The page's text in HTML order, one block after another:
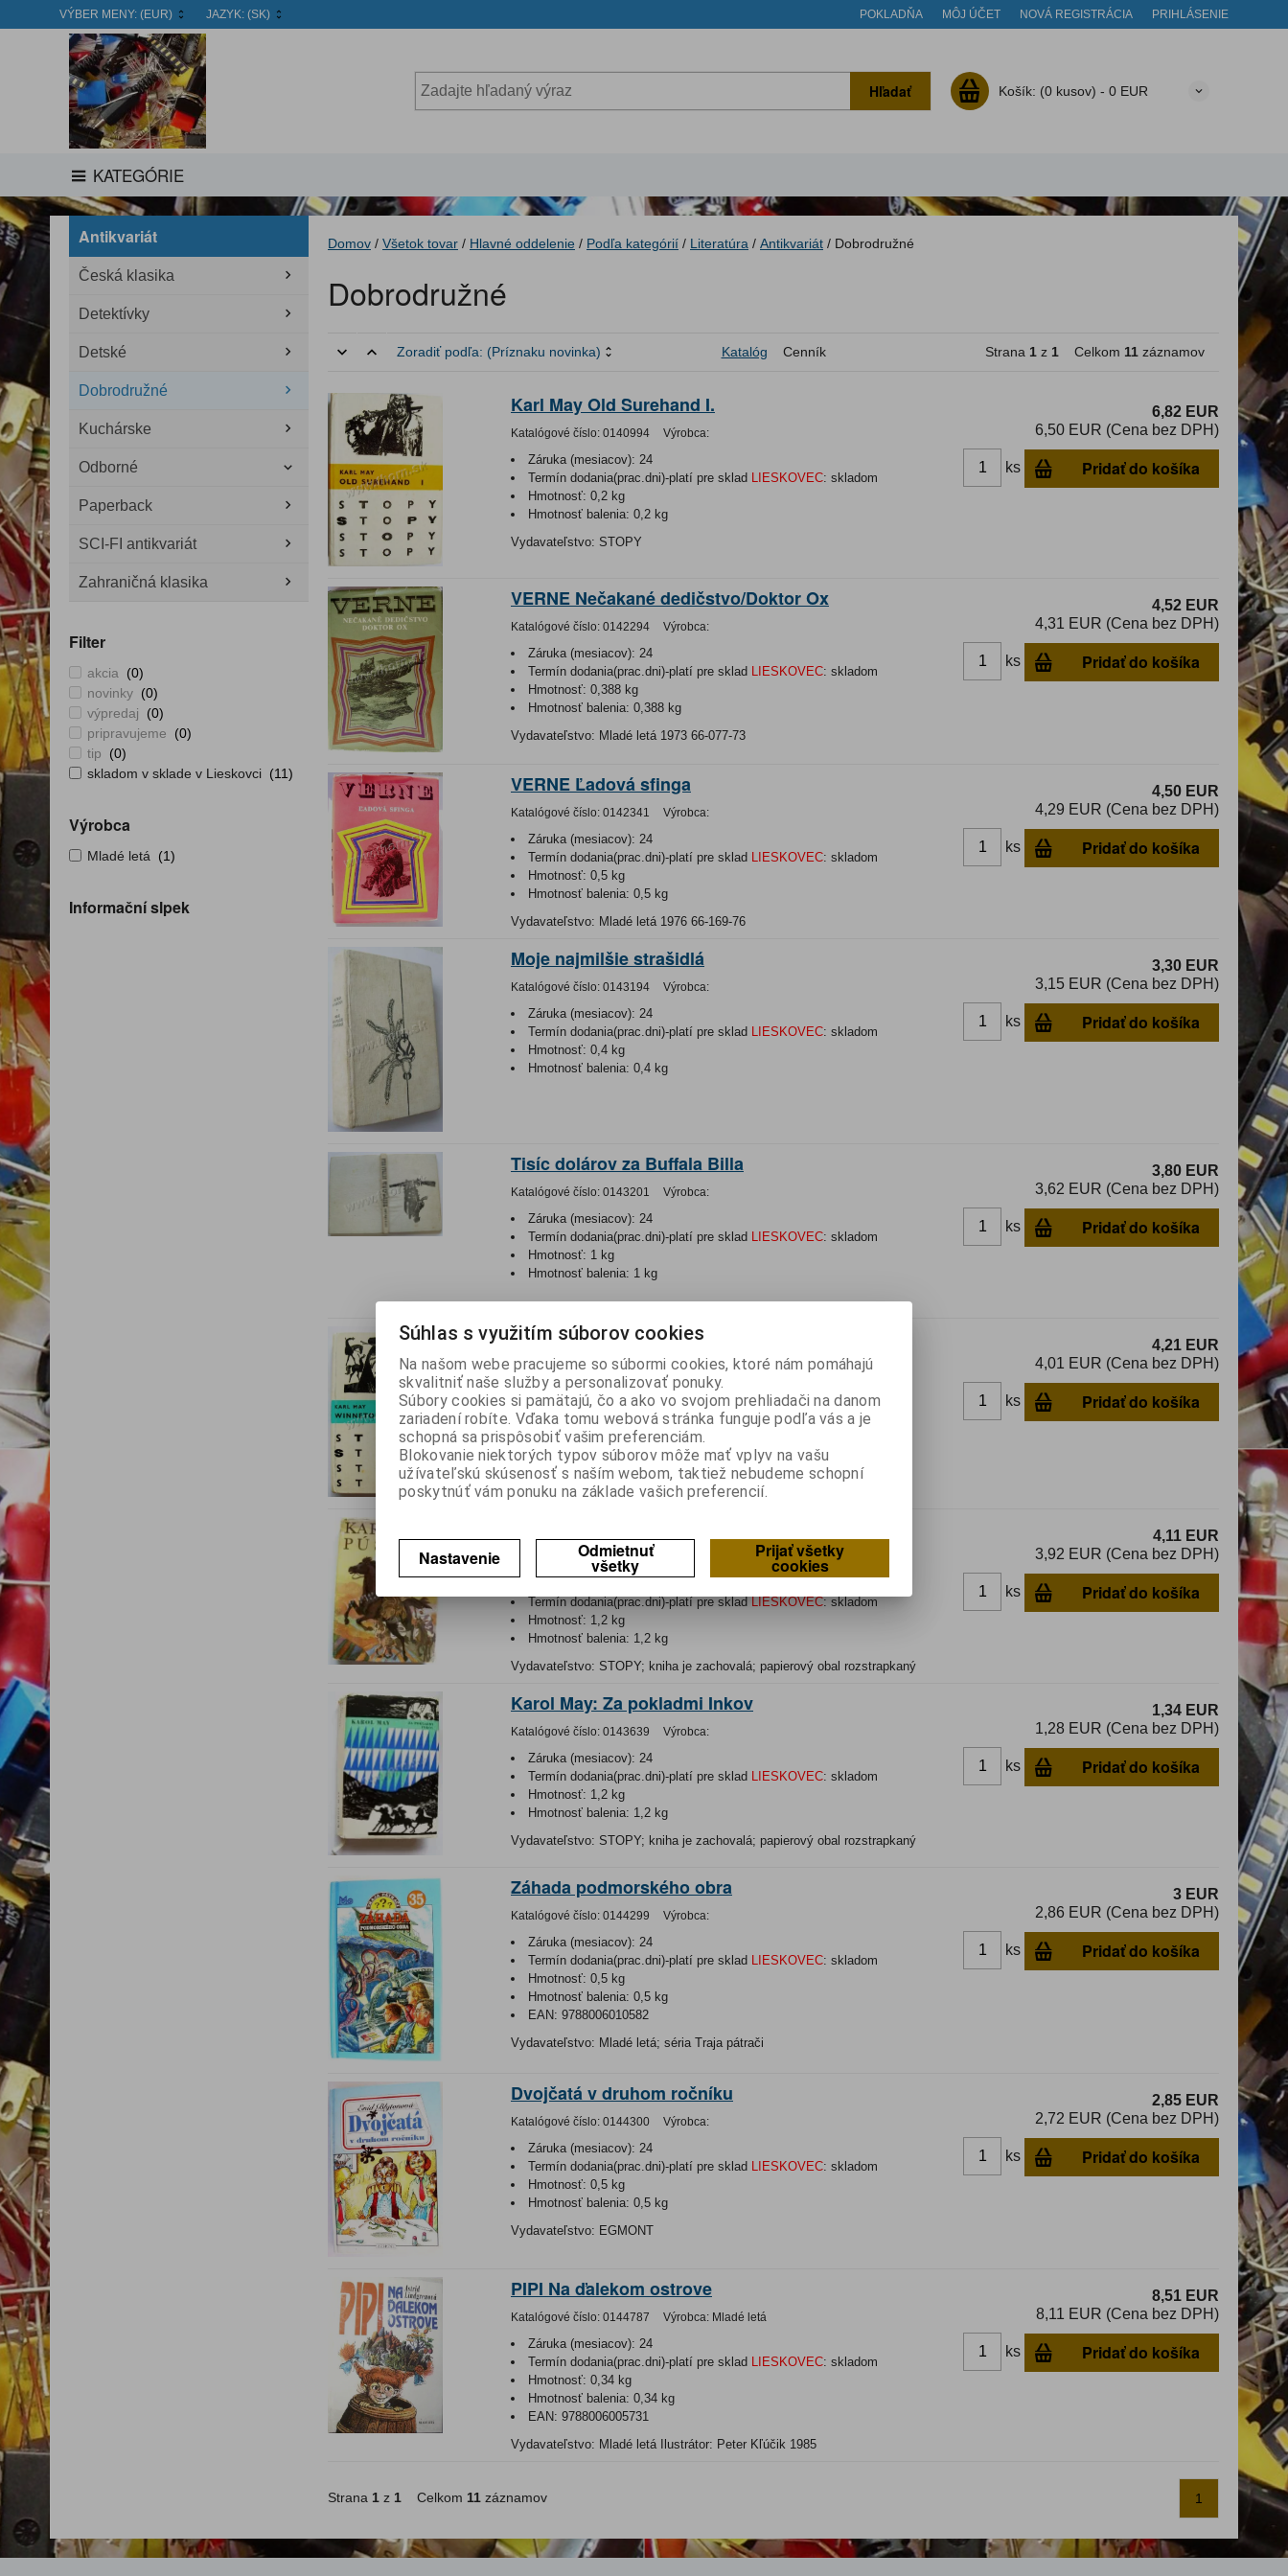
VÝBER MENY: (EUR) JAZYK: (SK) POKLADŇA MÔJ ÚČET NOVÁ REGISTRÁCIA PRIHLÁSENIE
Hľadať Košík: (0 kusov) - 0 EUR
KATEGÓRIE
Antikvariát
Česká klasika
Detektívky
Detské
Dobrodružné
Kuchárske
Odborné
Paperback
SCI-FI antikvariát
Zahraničná klasika
Filter
akcia
(0)
novinky (0)
výpredaj
(0)
pripravujeme
(0)
tip
(0)
skladom v sklade v Lieskovci (11)
Výrobca
Mladé letá (1)
Informační slpek
Domov / Všetok tovar / Hlavné oddelenie / Podľa kategórií / Literatúra / Antikvariát / Dobrodružné
Dobrodružné
Zoradiť podľa: (Príznaku novinka) Katalóg Cenník Strana 1 z 1 Celkom 11 záznamov
Karl May Old Surehand I.
Katalógové číslo: 0140994 Výrobca:
Záruka (mesiacov): 24
Termín dodania(prac.dni)-platí pre sklad LIESKOVEC: skladom
Hmotnosť: 0,2 kg
Hmotnosť balenia: 0,2 kg
Vydavateľstvo: STOPY
6,82 EUR
6,50 EUR (Cena bez DPH)
ks Pridať do košíka
VERNE Nečakané dedičstvo/Doktor Ox
Katalógové číslo: 0142294 Výrobca:
Záruka (mesiacov): 24
Termín dodania(prac.dni)-platí pre sklad LIESKOVEC: skladom
Hmotnosť: 0,388 kg
Hmotnosť balenia: 0,388 kg
Vydavateľstvo: Mladé letá 1973 66-077-73
4,52 EUR
4,31 EUR (Cena bez DPH)
ks Pridať do košíka
VERNE Ľadová sfinga
Katalógové číslo: 0142341 Výrobca:
Záruka (mesiacov): 24
Termín dodania(prac.dni)-platí pre sklad
LIESKOVEC: skladom
Hmotnosť: 0,5 kg
Hmotnosť balenia: 0,5 kg
Vydavateľstvo: Mladé letá 1976 66-169-76
4,50 EUR
4,29 EUR (Cena bez DPH)
ks Pridať do košíka
Moje najmilšie strašidlá
Katalógové číslo: 0143194 Výrobca:
Záruka (mesiacov): 24
Termín dodania(prac.dni)-platí pre sklad
LIESKOVEC: skladom
Hmotnosť: 0,4 kg
Hmotnosť balenia: 0,4 kg
3,30 EUR
3,15 EUR (Cena bez DPH)
ks Pridať do košíka
Tisíc dolárov za Buffala Billa
Katalógové číslo: 0143201 Výrobca:
Záruka (mesiacov): 24
Termín dodania(prac.dni)-platí pre sklad
LIESKOVEC: skladom
Hmotnosť: 1 kg
Hmotnosť balenia: 1 kg
3,80 EUR
3,62 EUR (Cena bez DPH)
ks Pridať do košíka
Winnetou I.
Katalógové číslo:0143637 Výrobca:
Záruka (mesiacov):
24
Termín dodania(prac.dni)-platí pre sklad
LIESKOVEC
skladom
Hmotnosť:
Hmotnosť balenia:
Vydavateľstvo: STOPY; kniha je zachovalá
4,21 EUR
4,01 EUR (Cena bez DPH)
ks Pridať do košíka
Katalógové číslo:0143638
Termín dodania(prac.dni)-platí pre sklad
LIESKOVEC: skladom
Hmotnosť: 1,2 kg
Hmotnosť balenia: 1,2 kg
Vydavateľstvo: STOPY; kniha je zachovalá; papierový obal rozstrapkaný
4,11 EUR
3,92 EUR (Cena bez DPH)
ks Pridať do košíka
Karol May: Za pokladmi Inkov
Katalógové číslo: 0143639 Výrobca:
Záruka (mesiacov): 24
Termín dodania(prac.dni)-platí pre sklad
LIESKOVEC: skladom
Hmotnosť: 1,2 kg
Hmotnosť balenia: 1,2 kg
Vydavateľstvo: STOPY; kniha je zachovalá; papierový obal rozstrapkaný
1,34 EUR
1,28 EUR (Cena bez DPH)
ks Pridať do košíka
Záhada podmorského obra
Katalógové číslo: 0144299 Výrobca:
Záruka (mesiacov): 24
Termín dodania(prac.dni)-platí pre sklad LIESKOVEC: skladom
Hmotnosť: 0,5 kg
Hmotnosť balenia: 0,5 kg
EAN: 9788006010582
Vydavateľstvo: Mladé letá; séria Traja pátrači
3 EUR
2,86 EUR (Cena bez DPH)
ks Pridať do košíka
Dvojčatá v druhom ročníku
Katalógové číslo: 0144300 Výrobca:
Záruka (mesiacov): 24
Termín dodania(prac.dni)-platí pre sklad
LIESKOVEC: skladom
Hmotnosť: 0,5 kg
Hmotnosť balenia: 0,5 kg
Vydavateľstvo: EGMONT
2,85 EUR
2,72 EUR (Cena bez DPH)
ks Pridať do košíka
PIPI Na ďalekom ostrove
Katalógové číslo: 0144787 Výrobca: Mladé letá
Záruka (mesiacov): 24
Termín dodania(prac.dni)-platí pre sklad LIESKOVEC: skladom
Hmotnosť: 0,34 kg
Hmotnosť balenia: 0,34 kg
EAN: 9788006005731
Vydavateľstvo: Mladé letá Ilustrátor: Peter Kľúčik 1985
8,51 EUR
8,11 EUR (Cena bez DPH)
ks Pridať do košíka
Strana 1 z 1 Celkom 11 záznamov 1
Súhlas s využitím súborov cookies
Na našom webe pracujeme so súbormi cookies, ktoré nám pomáhajú
skvalitniť naše služby a personalizovať ponuky.
Súbory cookies si pamätajú, čo a ako vo svojom prehliadači na danom
zariadení robíte. Vďaka tomu webová stránka funguje podľa vás a je
schopná sa prispôsobiť vašim preferenciám.
Blokovanie niektorých typov súborov môže mať vplyv na vašu
užívateľskú skúsenosť s naším webom, taktiež nebudeme schopní
poskytnúť vám ponuku na základe vašich preferencií.
Nastavenie Odmietnuť
všetky
Prijať všetky
cookies